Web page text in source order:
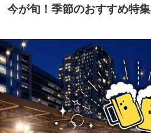
今が旬！季節のおすすめ特集